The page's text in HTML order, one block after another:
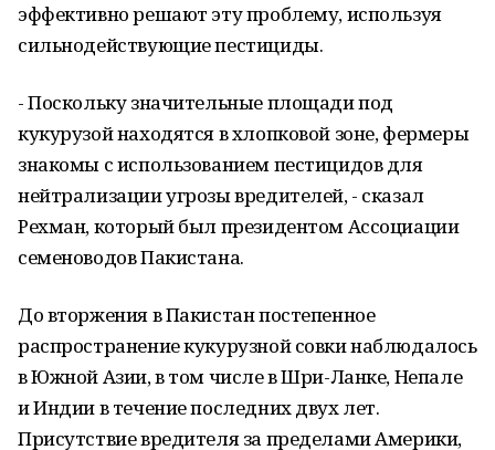
эффективно решают эту проблему, используя
сильнодействующие пестициды.
- Поскольку значительные площади под
кукурузой находятся в хлопковой зоне, фермеры
знакомы с использованием пестицидов для
нейтрализации угрозы вредителей, - сказал
Рехман, который был президентом Ассоциации
семеноводов Пакистана.
До вторжения в Пакистан постепенное
распространение кукурузной совки наблюдалось
в Южной Азии, в том числе в Шри-Ланке, Непале
и Индии в течение последних двух лет.
Присутствие вредителя за пределами Америки,